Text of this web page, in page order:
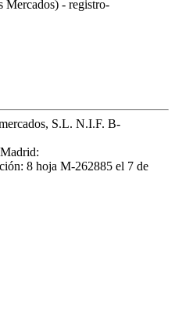
S.L. N.I.F. B-
8 hoja M-262885 el 7 de